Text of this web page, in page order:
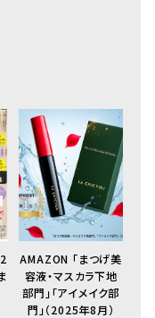
AMAZON 「まつげ美
容液・マスカラ下地
部門」「アイメイク部
門」（2025年8月）